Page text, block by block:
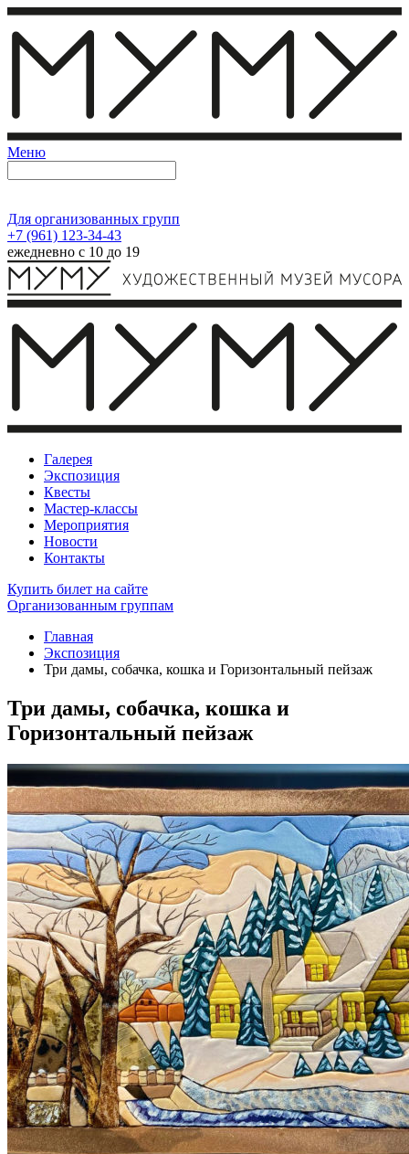
Меню
Для организованных групп
+7 (961) 123-34-43
ежедневно с 10 до 19
Галерея
Экспозиция
Квесты
Мастер-классы
Мероприятия
Новости
Контакты
Купить билет на сайте
Организованным группам
Главная
Экспозиция
Три дамы, собачка, кошка и Горизонтальный пейзаж
Три дамы, собачка, кошка и
Горизонтальный пейзаж